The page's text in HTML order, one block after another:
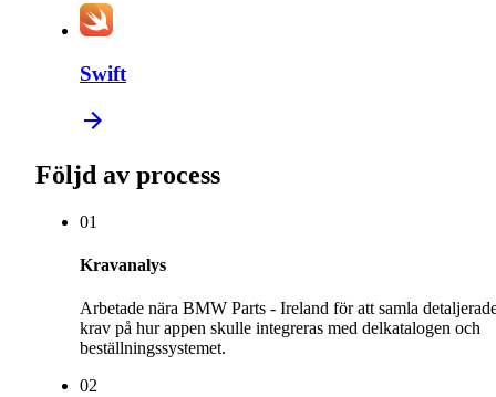
Swift
Följd av process
01
Kravanalys
Arbetade nära BMW Parts - Ireland för att samla
krav på hur appen skulle integreras med delkatalogen och
beställningssystemet.
02